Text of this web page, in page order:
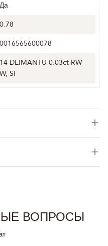
Да
0.78
0016565600078
14 DEIMANTU 0.03ct RW-
W, SI
ВОПРОСЫ